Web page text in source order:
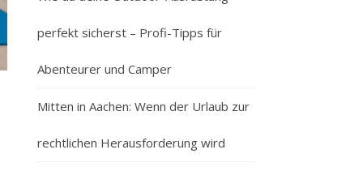
perfekt sicherst – Profi-Tipps für
Abenteurer und Camper
Mitten in Aachen: Wenn der Urlaub zur
rechtlichen Herausforderung wird